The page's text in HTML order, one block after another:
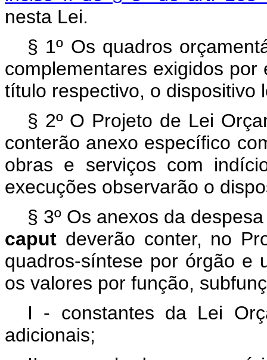
nesta Lei.
§ 1º Os quadros
complementares exigidos
título respectivo, o dispositivo
§ 2º O Projeto de Lei
conterão anexo específico
obras e serviços com
execuções observarão o
§ 3º Os anexos da
caput deverão conter, no
quadros-síntese por órgão e
os valores por função,
I - constantes da Lei
adicionais;